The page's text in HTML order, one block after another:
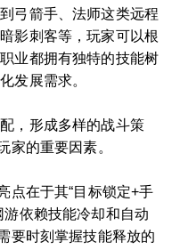
弓箭手、法师这类远程
影刺客等，玩家可以根
业都拥有独特的技能树
发展需求。
，形成多样的战斗策
家的重要因素。
点在于其“目标锁定+手
依赖技能冷却和自动
要时刻掌握技能释放的